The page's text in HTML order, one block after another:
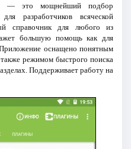
— это мощнейший подбор
разработчиков всяческой
справочник для любого из
большую помощь как для
оснащено понятным
режимом быстрого поиска
Поддерживает работу на